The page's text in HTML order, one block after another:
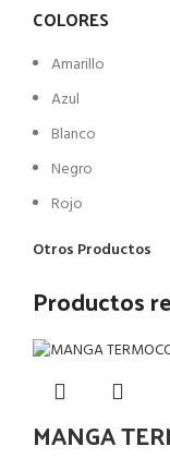
COLORES
Amarillo
Azul
Blanco
Negro
Rojo
Otros Productos
Productos
MANGA